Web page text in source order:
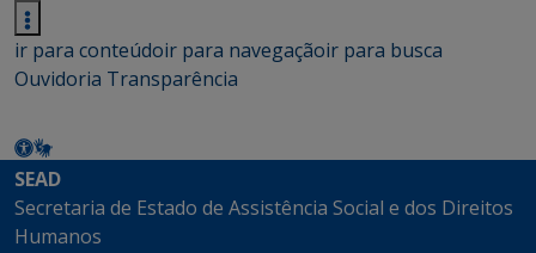
ir para conteúdoir para navegaçãoir para busca
Ouvidoria Transparência
SEAD
Secretaria de Estado de Assistência Social e dos Direitos
Humanos